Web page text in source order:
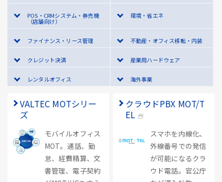
POS・CRMシステム・券売機
（店舗向け）
環境・省エネ
ファイナンス・リース管理 不動産・オフィス移転・内装
クレジット決済 産業用ハードウェア
レンタルオフィス 海外事業
VALTEC MOTシリー
ズ
モバイルオフィス
MOT。通話、勤
怠、経費精算、文
書管理、電子契約
クラウドPBX MOT/T
EL
スマホを内線化、
外線番号での発信
が可能になるクラ
ウド電話。官公庁